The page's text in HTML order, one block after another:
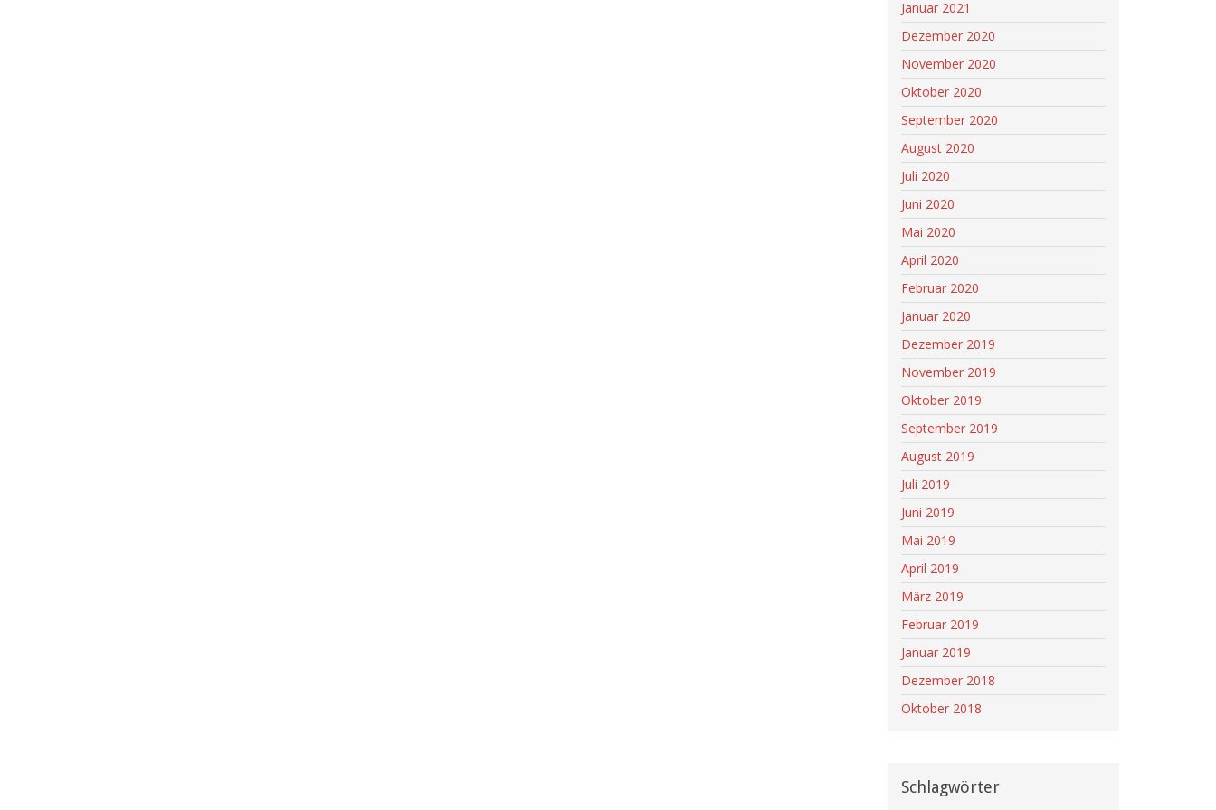
Januar 2021
Dezember 2020
November 2020
Oktober 2020
September 2020
August 2020
Juli 2020
Juni 2020
Mai 2020
April 2020
Februar 2020
Januar 2020
Dezember 2019
November 2019
Oktober 2019
September 2019
August 2019
Juli 2019
Juni 2019
Mai 2019
April 2019
März 2019
Februar 2019
Januar 2019
Dezember 2018
Oktober 2018
Schlagwörter